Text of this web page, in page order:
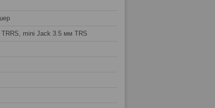
mini Jack 3.5 мм TRS